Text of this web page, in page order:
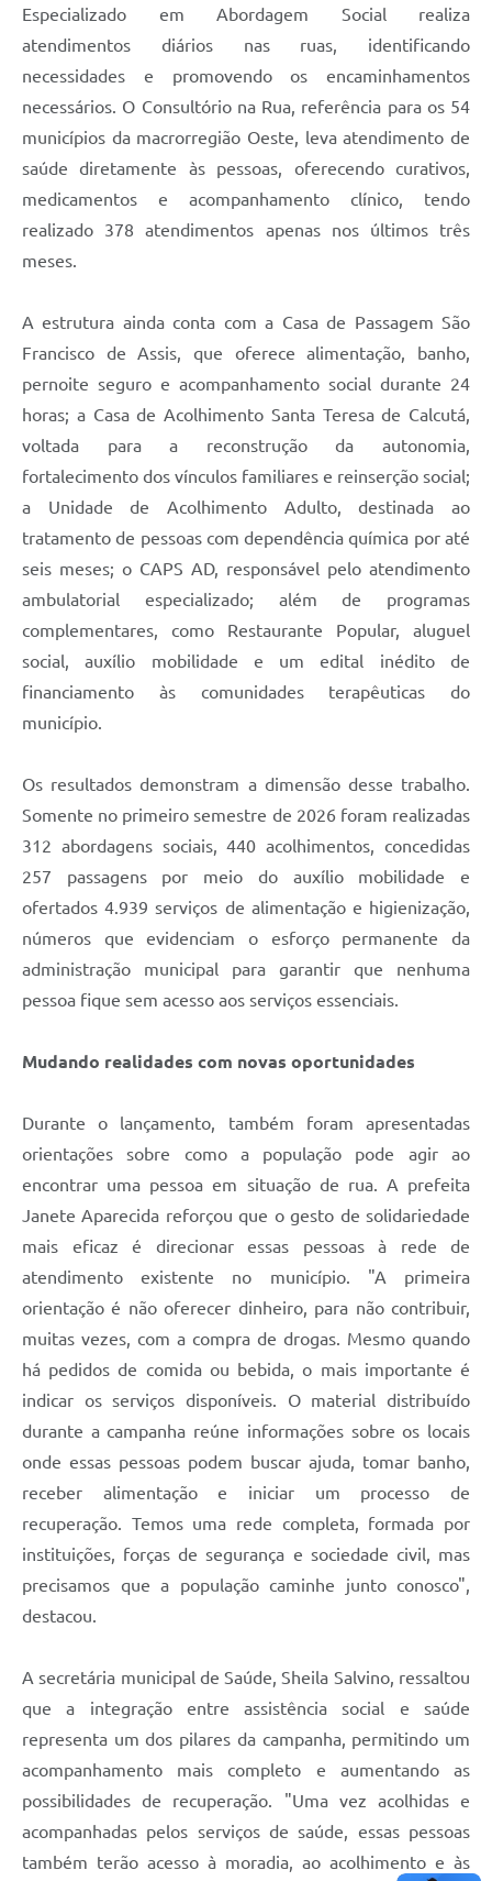
Especializado em Abordagem Social realiza
atendimentos diários nas ruas, identificando
necessidades e promovendo os encaminhamentos
necessários. O Consultório na Rua, referência para os 54
municípios da macrorregião Oeste, leva atendimento de
saúde diretamente às pessoas, oferecendo curativos,
medicamentos e acompanhamento clínico, tendo
realizado 378 atendimentos apenas nos últimos três
meses.
A estrutura ainda conta com a Casa de Passagem São
Francisco de Assis, que oferece alimentação, banho,
pernoite seguro e acompanhamento social durante 24
horas; a Casa de Acolhimento Santa Teresa de Calcutá,
voltada para a reconstrução da autonomia,
fortalecimento dos vínculos familiares e reinserção social;
a Unidade de Acolhimento Adulto, destinada ao
tratamento de pessoas com dependência química por até
seis meses; o CAPS AD, responsável pelo atendimento
ambulatorial especializado; além de programas
complementares, como Restaurante Popular, aluguel
social, auxílio mobilidade e um edital inédito de
financiamento às comunidades terapêuticas do
município.
Os resultados demonstram a dimensão desse trabalho.
Somente no primeiro semestre de 2026 foram realizadas
312 abordagens sociais, 440 acolhimentos, concedidas
257 passagens por meio do auxílio mobilidade e
ofertados 4.939 serviços de alimentação e higienização,
números que evidenciam o esforço permanente da
administração municipal para garantir que nenhuma
pessoa fique sem acesso aos serviços essenciais.
Mudando realidades com novas oportunidades
Durante o lançamento, também foram apresentadas
orientações sobre como a população pode agir ao
encontrar uma pessoa em situação de rua. A prefeita
Janete Aparecida reforçou que o gesto de solidariedade
mais eficaz é direcionar essas pessoas à rede de
atendimento existente no município. "A primeira
orientação é não oferecer dinheiro, para não contribuir,
muitas vezes, com a compra de drogas. Mesmo quando
há pedidos de comida ou bebida, o mais importante é
indicar os serviços disponíveis. O material distribuído
durante a campanha reúne informações sobre os locais
onde essas pessoas podem buscar ajuda, tomar banho,
receber alimentação e iniciar um processo de
recuperação. Temos uma rede completa, formada por
instituições, forças de segurança e sociedade civil, mas
precisamos que a população caminhe junto conosco",
destacou.
A secretária municipal de Saúde, Sheila Salvino, ressaltou
que a integração entre assistência social e saúde
representa um dos pilares da campanha, permitindo um
acompanhamento mais completo e aumentando as
possibilidades de recuperação. "Uma vez acolhidas e
acompanhadas pelos serviços de saúde, essas pessoas
também terão acesso à moradia, ao acolhimento e às